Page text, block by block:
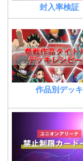
封入率検証
作品別デッキ